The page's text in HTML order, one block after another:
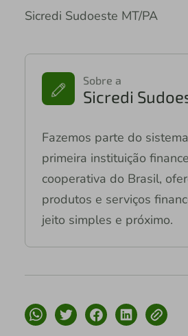
Sicredi Sudoeste MT/PA
Sobre a
Sicredi
Fazemos parte do
primeira instituição
cooperativa do Brasil,
produtos e serviços
jeito simples e próximo.